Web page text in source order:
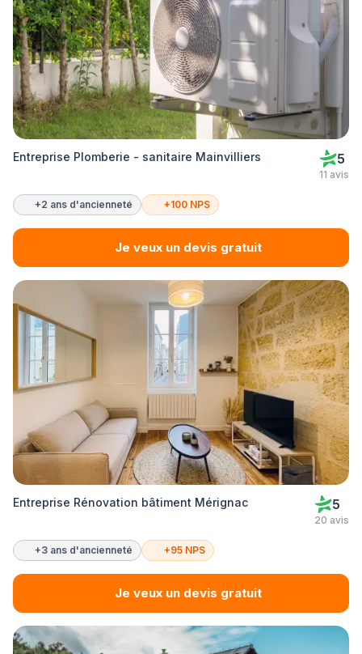
Entreprise Plomberie - sanitaire Mainvilliers 5
11 avis
+2 ans d'ancienneté +100 NPS
Je veux un devis gratuit
Entreprise Rénovation bâtiment Mérignac 5
20 avis
+3 ans d'ancienneté +95 NPS
Je veux un devis gratuit